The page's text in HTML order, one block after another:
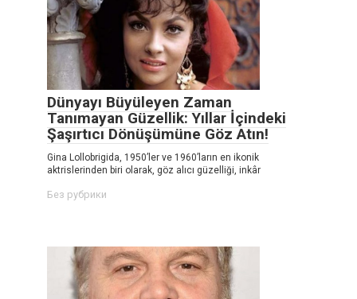
Dünyayı Büyüleyen Zaman
Tanımayan Güzellik: Yıllar İçindeki
Şaşırtıcı Dönüşümüne Göz Atın!
Gina Lollobrigida, 1950’ler ve 1960’ların en ikonik
aktrislerinden biri olarak, göz alıcı güzelliği, inkâr
Без рубрики